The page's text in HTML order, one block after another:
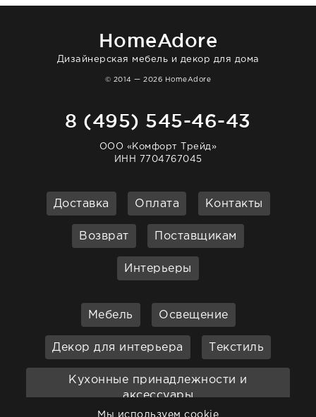
HomeAdore
Дизайнерская мебель и декор для дома
© 2014 — 2026 HomeAdore
8 (495) 545-46-43
ООО «Комфорт Трейд»
ИНН 7704767045
Доставка Оплата Контакты
Возврат Поставщикам
Интерьеры
Мебель Освещение
Декор для интерьера Текстиль
Кухонные принадлежности и
аксессуары
Мы используем cookie